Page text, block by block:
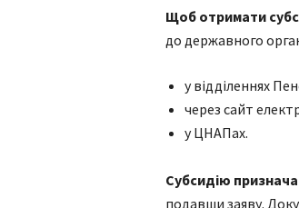
Щоб отримати
до державного
у відділеннях
через сайт
у ЦНАПах.
Субсидію
подавши заяву.